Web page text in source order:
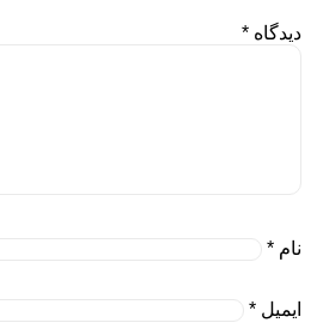
دیدگاه *
نام *
ایمیل *